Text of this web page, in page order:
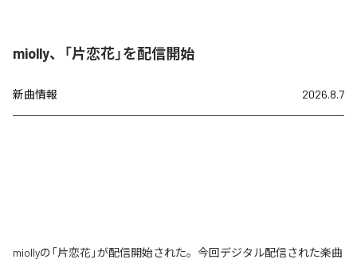
miolly、「片恋花」を配信開始
新曲情報 2026.8.7
miollyの「片恋花」が配信開始された。今回デジタル配信された楽曲